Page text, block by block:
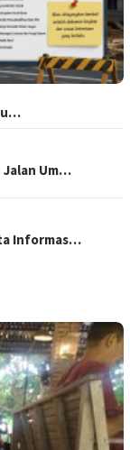
Jalan Um…
Informas…